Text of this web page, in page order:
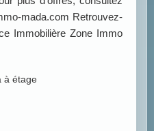
mada.com Retrouvez-
Immobilière Zone Immo
à étage